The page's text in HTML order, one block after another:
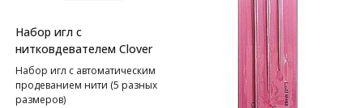
Набор игл с
нитковдевателем Clover
Набор игл с автоматическим
продеванием нити (5 разных
размеров)